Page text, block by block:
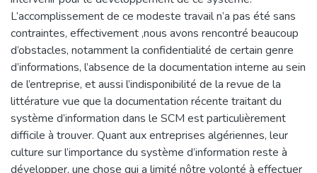
L’accomplissement de ce modeste travail n’a pas été sans
contraintes, effectivement ,nous avons rencontré beaucoup
d’obstacles, notamment la confidentialité de certain genre
d’informations, l’absence de la documentation interne au sein
de l’entreprise, et aussi l’indisponibilité de la revue de la
littérature vue que la documentation récente traitant du
système d’information dans le SCM est particulièrement
difficile à trouver. Quant aux entreprises algériennes, leur
culture sur l’importance du système d’information reste à
développer, une chose qui a limité nôtre volonté à effectuer